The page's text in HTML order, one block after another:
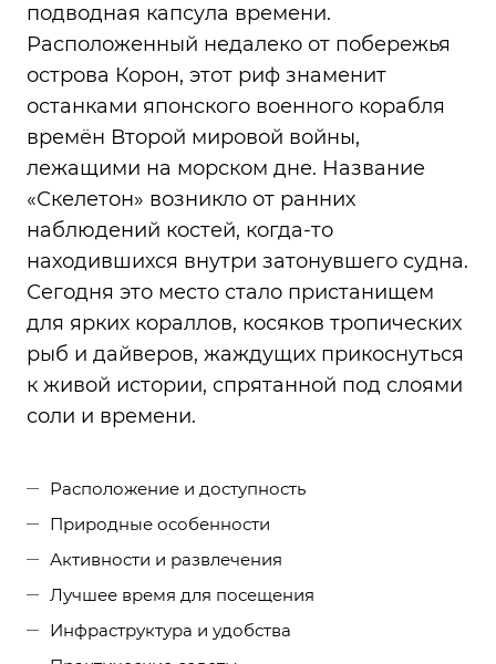
подводная капсула времени.
Расположенный недалеко от побережья
острова Корон, этот риф знаменит
останками японского военного корабля
времён Второй мировой войны,
лежащими на морском дне. Название
«Скелетон» возникло от ранних
наблюдений костей, когда-то
находившихся внутри затонувшего судна.
Сегодня это место стало пристанищем
для ярких кораллов, косяков тропических
рыб и дайверов, жаждущих прикоснуться
к живой истории, спрятанной под слоями
соли и времени.
Расположение и доступность
Природные особенности
Активности и развлечения
Лучшее время для посещения
Инфраструктура и удобства